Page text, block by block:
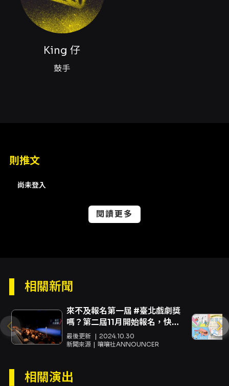
辦與場館規劃，售完為止。進場需出示有效身心
障礙證明正本；如有必要陪伴者，須一同入場。
- 退票規定（依 KKTIX 與主辦公告）： - 本活動
含購票日）可申請退換票；自購票後第4日起不
接受退換票申請。申請期間以電子郵件送達日為
準。 - 退票需酌收票面金額5%手續費；取票手續
題）：
信箱
到場；現場為站席，若有特殊需求（例：輪椅空
間、陪同需求）請事先與主辦或場館聯絡以便安
King 仔
鼓手
則推文
尚未登入
閱讀更多
相關新聞
來不及報名第一屆 #臺北戲劇獎
嗎？第二屆11月開始報名，快
衝！
最後更新
2024.10.30
新聞來源
嚷嚷社ANNOUNCER
相關演出